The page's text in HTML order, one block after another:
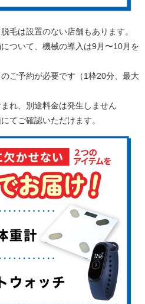
毛は設置のない店舗もあります。
ついて、機械の導入は9月〜10月を
ご予約が必要です（1枠20分、最大
れ、別途料金は発生しません
てご確認いただけます。